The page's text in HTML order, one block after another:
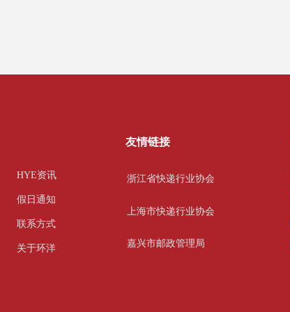
HYE资讯
假日通知
联系方式
关于环洋
浙江省快递行业协会
上海市快递行业协会
嘉兴市邮政管理局
友情链接